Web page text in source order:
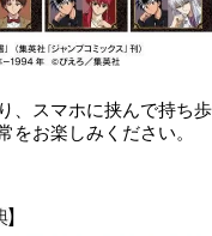
、スマホに挟んで持ち
をお楽しみください。